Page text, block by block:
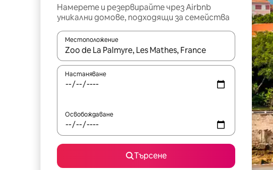
Намерете и резервирайте чрез Airbnb
уникални домове, подходящи за семейства
Местоположение
Когато резултатите се покажат, използвайте
Настаняване
Освобождаване
Търсене